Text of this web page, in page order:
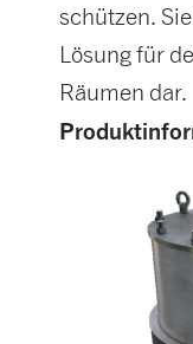
schützen.
Lösung für
Räumen dar.